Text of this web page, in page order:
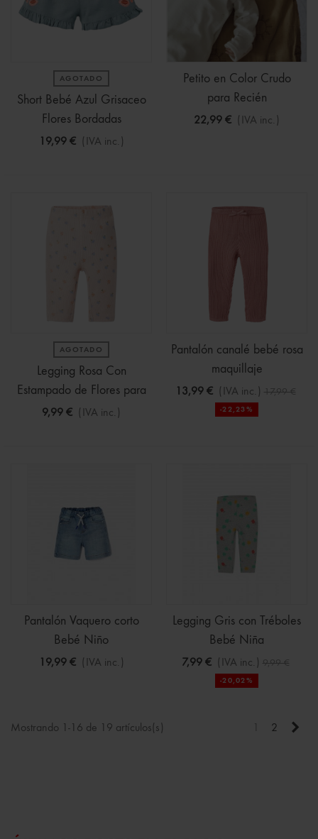
AGOTADO
Short Bebé Azul Grisaceo
Flores Bordadas
19,99 € (IVA inc.)
Petito en Color Crudo
para Recién
22,99 € (IVA inc.)
AGOTADO
Legging Rosa Con
Estampado de Flores para
Recién
9,99 € (IVA inc.)
Pantalón canalé bebé rosa
maquillaje
13,99 € (IVA inc.) 17,99 €
-22,23%
Pantalón Vaquero corto
Bebé Niño
19,99 € (IVA inc.)
Legging Gris con Tréboles
Bebé Niña
7,99 € (IVA inc.) 9,99 €
-20,02%
Mostrando 1-16 de 19 artículos(s) 2